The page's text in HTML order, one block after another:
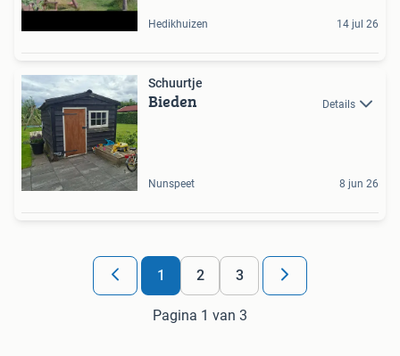
Hedikhuizen 14 jul 26
Schuurtje
Bieden Details
Nunspeet 8 jun 26
1 2 3
Pagina 1 van 3